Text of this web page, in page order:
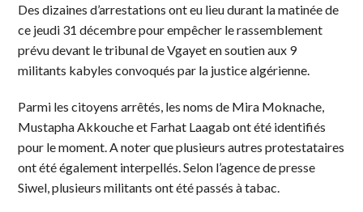
Des dizaines d’arrestations ont eu lieu durant la matinée de
ce jeudi 31 décembre pour empêcher le rassemblement
prévu devant le tribunal de Vgayet en soutien aux 9
militants kabyles convoqués par la justice algérienne.
Parmi les citoyens arrêtés, les noms de Mira Moknache,
Mustapha Akkouche et Farhat Laagab ont été identifiés
pour le moment. A noter que plusieurs autres protestataires
ont été également interpellés. Selon l’agence de presse
Siwel, plusieurs militants ont été passés à tabac.